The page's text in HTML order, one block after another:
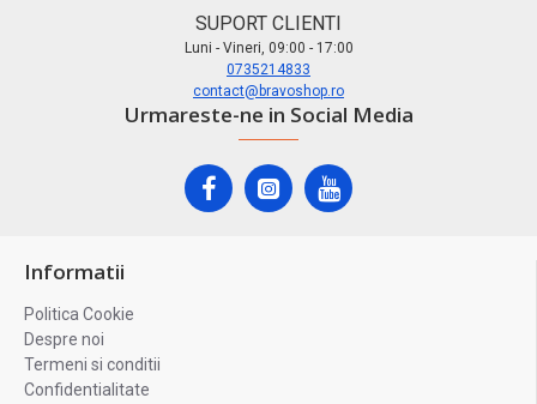
SUPORT CLIENTI
Luni - Vineri, 09:00 - 17:00
0735214833
contact@bravoshop.ro
Urmareste-ne in Social Media
Informatii
Politica Cookie
Despre noi
Termeni si conditii
Confidentialitate